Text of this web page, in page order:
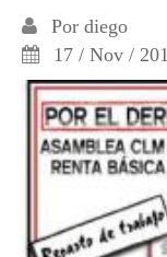
Por diego
17 / Nov /